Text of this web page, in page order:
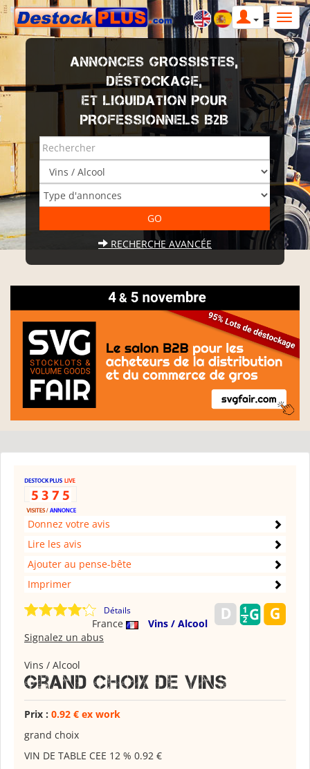
ANNONCES GROSSISTES,
DÉSTOCKAGE,
ET LIQUIDATION POUR
PROFESSIONNELS B2B
RECHERCHE AVANCÉE
Donnez votre avis
Lire les avis
Ajouter au pense-bête
Imprimer
Détails
France
Vins / Alcool
Signalez un abus
Vins / Alcool
Grand choix de vins
Prix : 0.92 € ex work
grand choix
VIN DE TABLE CEE 12 % 0.92 €